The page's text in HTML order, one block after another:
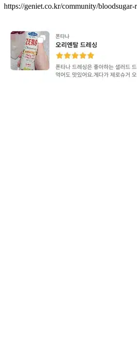
https://geniet.co.kr/community/bloodsugar-